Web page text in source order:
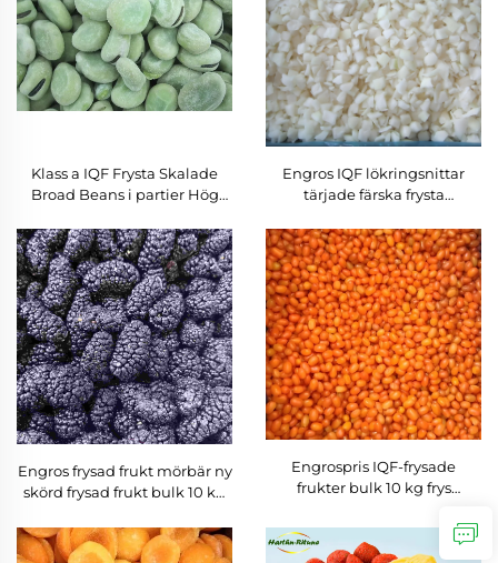
Klass a IQF Frysta Skalade
Broad Beans i partier Hög
Engros IQF lökringsnittar
tärjade färska frysta
Engros frysad frukt mörbär ny
skörd frysad frukt bulk 10 kg
Engrospris IQF-frysade
frukter bulk 10 kg frys